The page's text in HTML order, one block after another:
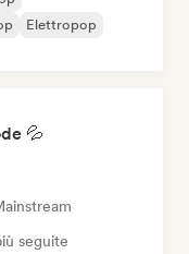
Elettropop
💦
seguite